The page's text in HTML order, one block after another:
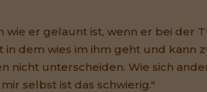
wie er gelaunt ist, wenn er bei der
in dem wies im ihm geht und kann
nicht unterscheiden. Wie sich
selbst ist das schwierig."